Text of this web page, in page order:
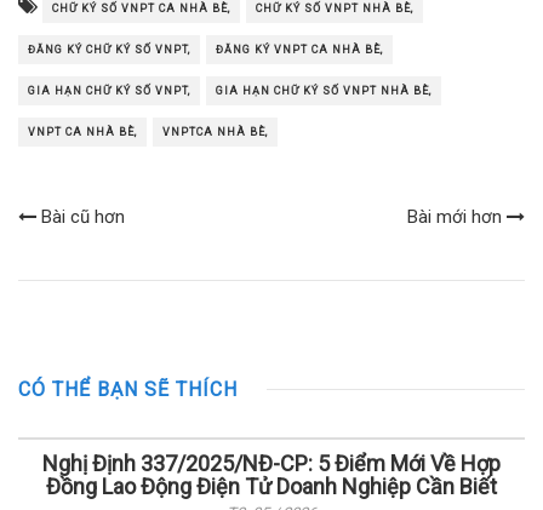
CHỮ KÝ SỐ VNPT CA NHÀ BÈ, CHỮ KÝ SỐ VNPT NHÀ BÈ,
ĐĂNG KÝ CHỮ KÝ SỐ VNPT, ĐĂNG KÝ VNPT CA NHÀ BÈ,
GIA HẠN CHỮ KÝ SỐ VNPT, GIA HẠN CHỮ KÝ SỐ VNPT NHÀ BÈ,
VNPT CA NHÀ BÈ, VNPTCA NHÀ BÈ,
Bài cũ hơn Bài mới hơn
CÓ THỂ BẠN SẼ THÍCH
Nghị Định 337/2025/NĐ-CP: 5 Điểm Mới Về Hợp
Đồng Lao Động Điện Tử Doanh Nghiệp Cần Biết